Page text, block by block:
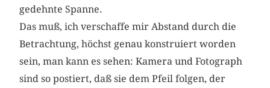
gedehnte Spanne.
Das muß, ich verschaffe mir Abstand durch die
Betrachtung, höchst genau konstruiert worden
sein, man kann es sehen: Kamera und Fotograph
sind so postiert, daß sie dem Pfeil folgen, der